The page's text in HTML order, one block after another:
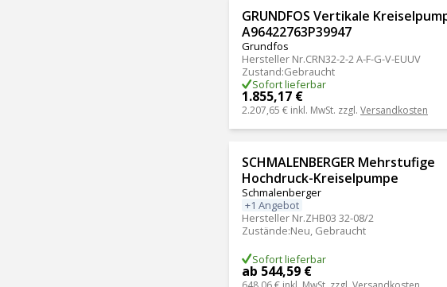
GRUNDFOS Vertikale
A96422763P39947
Grundfos
Hersteller Nr.CRN32-2-2 A-F-G-V-EUUV
Zustand:Gebraucht
Sofort lieferbar
1.855,17 €
2.207,65 € inkl. MwSt. zzgl. Versandkosten
SCHMALENBERGER Mehrstufige
Hochdruck-Kreiselpumpe
Schmalenberger
+1 Angebot
Hersteller Nr.ZHB03 32-08/2
Zustände:Neu, Gebraucht
Sofort lieferbar
ab 544,59 €